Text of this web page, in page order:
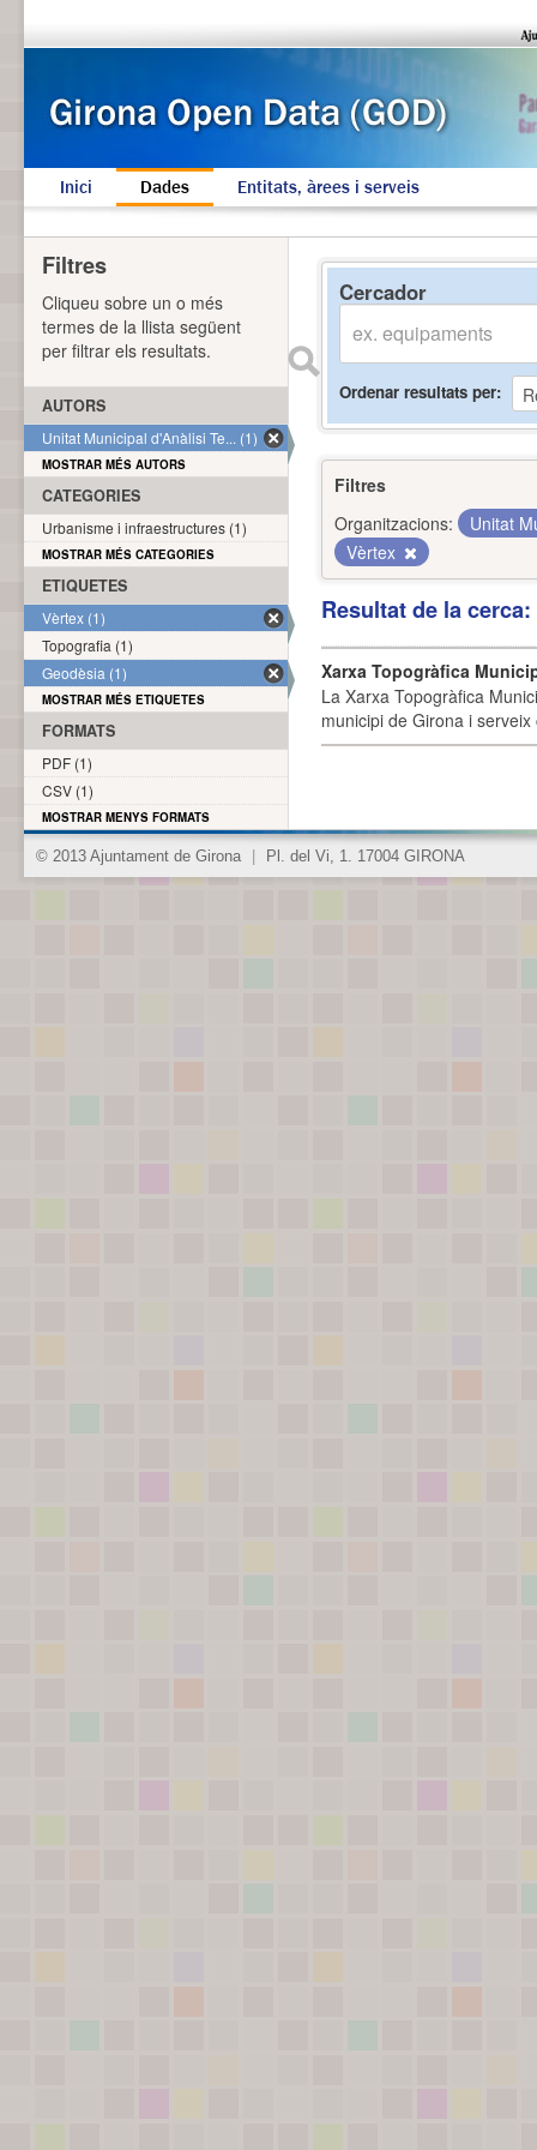
Inici Dades Entitats, àrees i serveis
Cercador
Ordenar resultats per
Filtres
Organitzacions:
Unitat
Vèrtex
Resultat de la
Xarxa Topogràfica
La Xarxa Topogràfica
municipi de Girona i
Filtres
Cliqueu sobre un o més
termes de la llista següent
per filtrar els resultats.
AUTORS
Unitat Municipal d'Anàlisi Te... (1)
MOSTRAR MÉS AUTORS
CATEGORIES
Urbanisme i infraestructures (1)
MOSTRAR MÉS CATEGORIES
ETIQUETES
Vèrtex (1)
Topografia (1)
Geodèsia (1)
MOSTRAR MÉS ETIQUETES
FORMATS
PDF (1)
CSV (1)
MOSTRAR MENYS FORMATS
© 2013 Ajuntament de Girona Pl. del Vi, 1. 17004 GIRONA